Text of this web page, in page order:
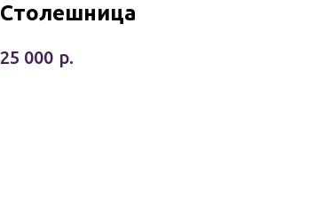
Столешница
25 000 р.